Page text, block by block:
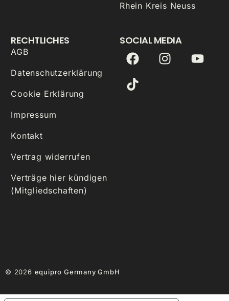
Rhein Kreis Neuss
RECHTLICHES
AGB
Datenschutzerklärung
Cookie Erklärung
Impressum
Kontakt
Vertrag widerrufen
Verträge hier kündigen
(Mitgliedschaften)
SOCIAL MEDIA
© 2026 equipro Germany GmbH